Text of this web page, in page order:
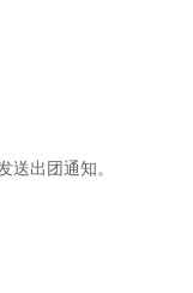
出团通知。